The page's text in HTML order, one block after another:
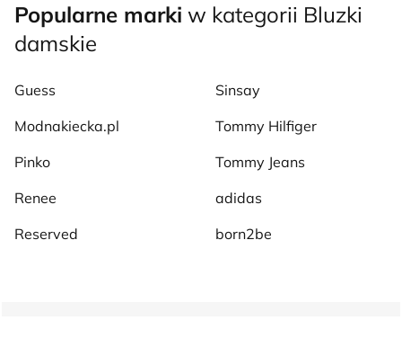
Popularne marki w kategorii Bluzki
damskie
Guess
Modnakiecka.pl
Pinko
Renee
Reserved
Sinsay
Tommy Hilfiger
Tommy Jeans
adidas
born2be